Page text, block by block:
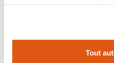
Le responsable du
personnelles est REVO
Tout
des paiements